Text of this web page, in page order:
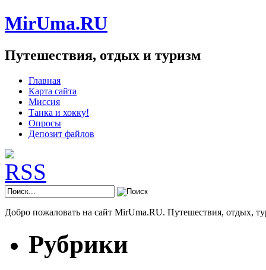
MirUma.RU
Путешествия, отдых и туризм
Главная
Карта сайта
Миссия
Танка и хокку!
Опросы
Депозит файлов
Добро пожаловать на сайт MirUma.RU. Путешествия, отдых,
Рубрики